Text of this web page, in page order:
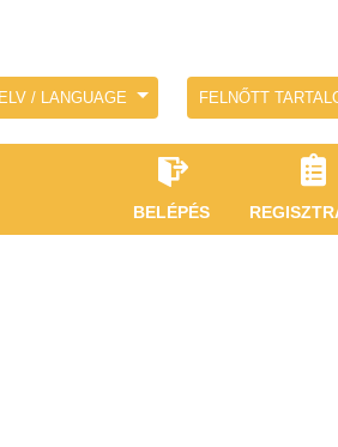
/ LANGUAGE FELNŐTT
BELÉPÉS